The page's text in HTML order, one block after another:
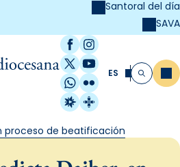
Santoral del día
SAVA
Facebook
Instagram
X / Twitter
YouTube
WhatsApp
Flickr
Radio Estel
Catalunya
ES Buscar
proceso de beatificación